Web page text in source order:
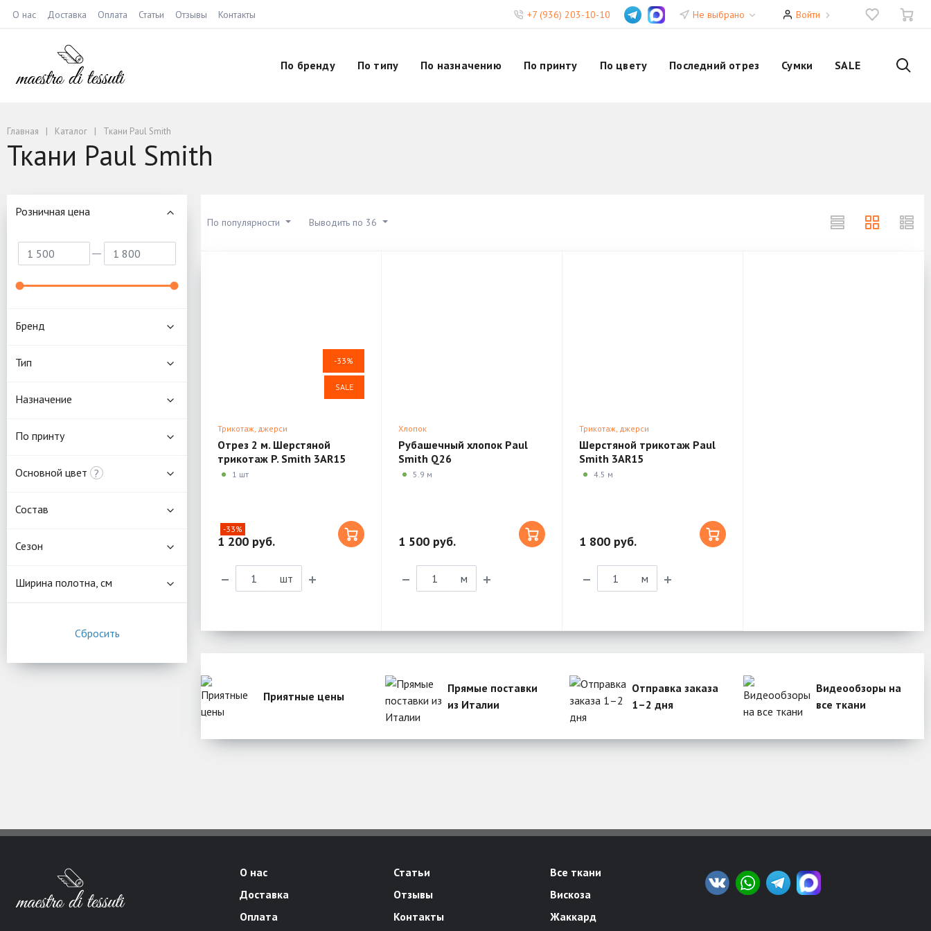
О нас Доставка Оплата Статьи Отзывы Контакты +7 (936) 203-10-10 Не выбрано Войти
По бренду По типу По назначению По принту По цвету Последний отрез Сумки SALE
Главная Каталог Ткани Paul Smith
Ткани Paul Smith
По популярности Выводить по 36
-33%
SALE
Трикотаж, джерси
Отрез 2 м. Шерстяной
трикотаж P. Smith 3AR15
1 шт
-33%
1 200 руб.
шт
Хлопок
Рубашечный хлопок Paul
Smith Q26
5.9 м
1 500 руб.
м
Трикотаж, джерси
Шерстяной трикотаж Paul
Smith 3AR15
4.5 м
1 800 руб.
м
Приятные цены
Прямые поставки
из Италии
Отправка заказа
1–2 дня
Видеообзоры на
все ткани
Розничная цена
Бренд
Тип
Назначение
По принту
Основной цвет ?
Состав
Сезон
Ширина полотна, см
О нас
Доставка
Оплата
Статьи
Отзывы
Контакты
Все ткани
Вискоза
Жаккард